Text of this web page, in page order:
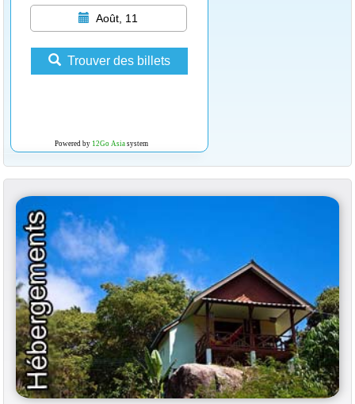
Août, 11
Trouver des billets
Powered by 12Go Asiasystem